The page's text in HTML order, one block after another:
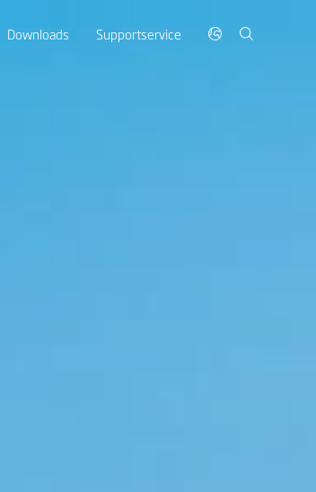
Downloads Supportservice